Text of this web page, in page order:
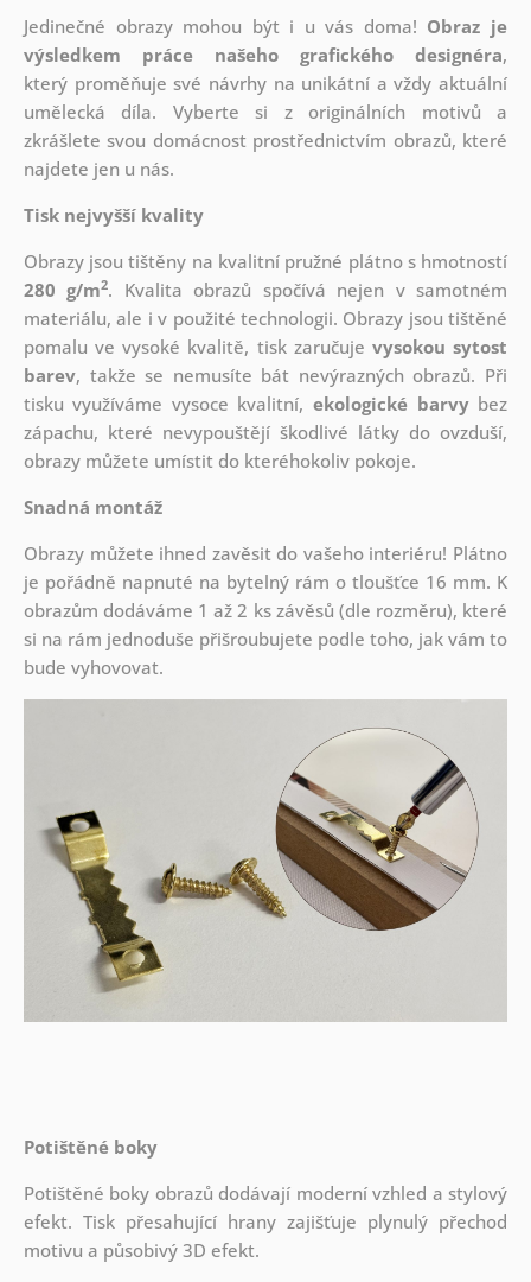
Jedinečné obrazy mohou být i u vás doma! Obraz je
výsledkem práce našeho grafického designéra,
který proměňuje své návrhy na unikátní a vždy aktuální
umělecká díla. Vyberte si z originálních motivů a
zkrášlete svou domácnost prostřednictvím obrazů, které
najdete jen u nás.
Tisk nejvyšší kvality
Obrazy jsou tištěny na kvalitní pružné plátno s hmotností
280 g/m2. Kvalita obrazů spočívá nejen v samotném
materiálu, ale i v použité technologii. Obrazy jsou tištěné
pomalu ve vysoké kvalitě, tisk zaručuje vysokou sytost
barev, takže se nemusíte bát nevýrazných obrazů. Při
tisku využíváme vysoce kvalitní,ekologické barvybez
zápachu, které nevypouštějí škodlivé látky do ovzduší,
obrazy můžete umístit do kteréhokoliv pokoje.
Snadná montáž
Obrazy můžete ihned zavěsit do vašeho interiéru! Plátno
je pořádně napnuté na bytelný rám o tloušťce 16 mm. K
obrazům dodáváme 1 až 2 ks závěsů (dle rozměru), které
si na rám jednoduše přišroubujete podle toho, jak vám to
bude vyhovovat.
Potištěné boky
Potištěné boky obrazů dodávají moderní vzhled a stylový
efekt. Tisk přesahující hrany zajišťuje plynulý přechod
motivu a působivý 3D efekt.